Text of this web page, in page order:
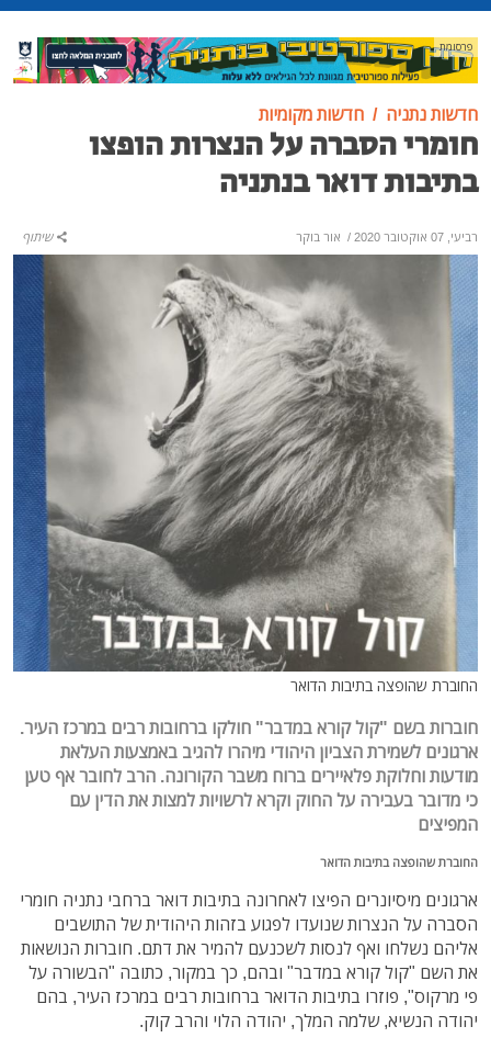
פרסומת
חדשות נתניה חדשות מקומיות
חומרי הסברה על הנצרות הופצו
בתיבות דואר בנתניה
רביעי, 07 אוקטובר 2020 / אור בוקר שיתוף
החוברת שהופצה בתיבות הדואר
חוברות בשם "קול קורא במדבר" חולקו ברחובות רבים במרכז העיר.
ארגונים לשמירת הצביון היהודי מיהרו להגיב באמצעות העלאת
מודעות וחלוקת פלאיירים ברוח משבר הקורונה. הרב לחובר אף טען
כי מדובר בעבירה על החוק וקרא לרשויות למצות את הדין עם
המפיצים
החוברת שהופצה בתיבות הדואר
ארגונים מיסיונרים הפיצו לאחרונה בתיבות דואר ברחבי נתניה חומרי
הסברה על הנצרות שנועדו לפגוע בזהות היהודית של התושבים
אליהם נשלחו ואף לנסות לשכנעם להמיר את דתם. חוברות הנושאות
את השם "קול קורא במדבר" ובהם, כך במקור, כתובה "הבשורה על
פי מרקוס", פוזרו בתיבות הדואר ברחובות רבים במרכז העיר, בהם
יהודה הנשיא, שלמה המלך, יהודה הלוי והרב קוק.